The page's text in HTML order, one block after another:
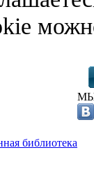
библиотека